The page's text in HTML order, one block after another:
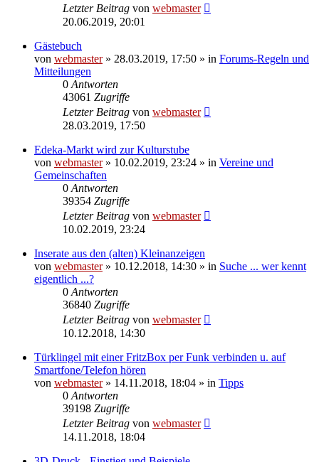
Letzter Beitrag von webmaster
20.06.2019, 20:01
Gästebuch
von webmaster» 28.03.2019, 17:50 » in Forums-Regeln und
Mitteilungen
0 Antworten
43061 Zugriffe
Letzter Beitrag von webmaster
28.03.2019, 17:50
Edeka-Markt wird zur Kulturstube
von webmaster» 10.02.2019, 23:24 » in Vereine und
Gemeinschaften
0 Antworten
39354 Zugriffe
Letzter Beitrag von webmaster
10.02.2019, 23:24
Inserate aus den (alten) Kleinanzeigen
von webmaster» 10.12.2018, 14:30 » in Suche ... wer kennt
eigentlich ...?
0 Antworten
36840 Zugriffe
Letzter Beitrag von webmaster
10.12.2018, 14:30
Türklingel mit einer FritzBox per Funk verbinden u. auf
Smartfone/Telefon hören
von webmaster» 14.11.2018, 18:04 » in Tipps
0 Antworten
39198 Zugriffe
Letzter Beitrag von webmaster
14.11.2018, 18:04